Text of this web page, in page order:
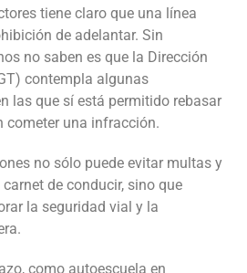
tiene claro que una línea
de adelantar. Sin
no saben es que la Dirección
contempla algunas
las que sí está permitido rebasar
cometer una infracción.
no sólo puede evitar multas y
de conducir, sino que
la seguridad vial y la
como autoescuela en